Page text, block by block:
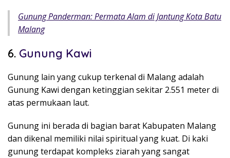
Gunung Panderman: Permata Alam di Jantung Kota Batu
Malang
6. Gunung Kawi
Gunung lain yang cukup terkenal di Malang adalah
Gunung Kawi dengan ketinggian sekitar 2.551 meter di
atas permukaan laut.
Gunung ini berada di bagian barat Kabupaten Malang
dan dikenal memiliki nilai spiritual yang kuat. Di kaki
gunung terdapat kompleks ziarah yang sangat